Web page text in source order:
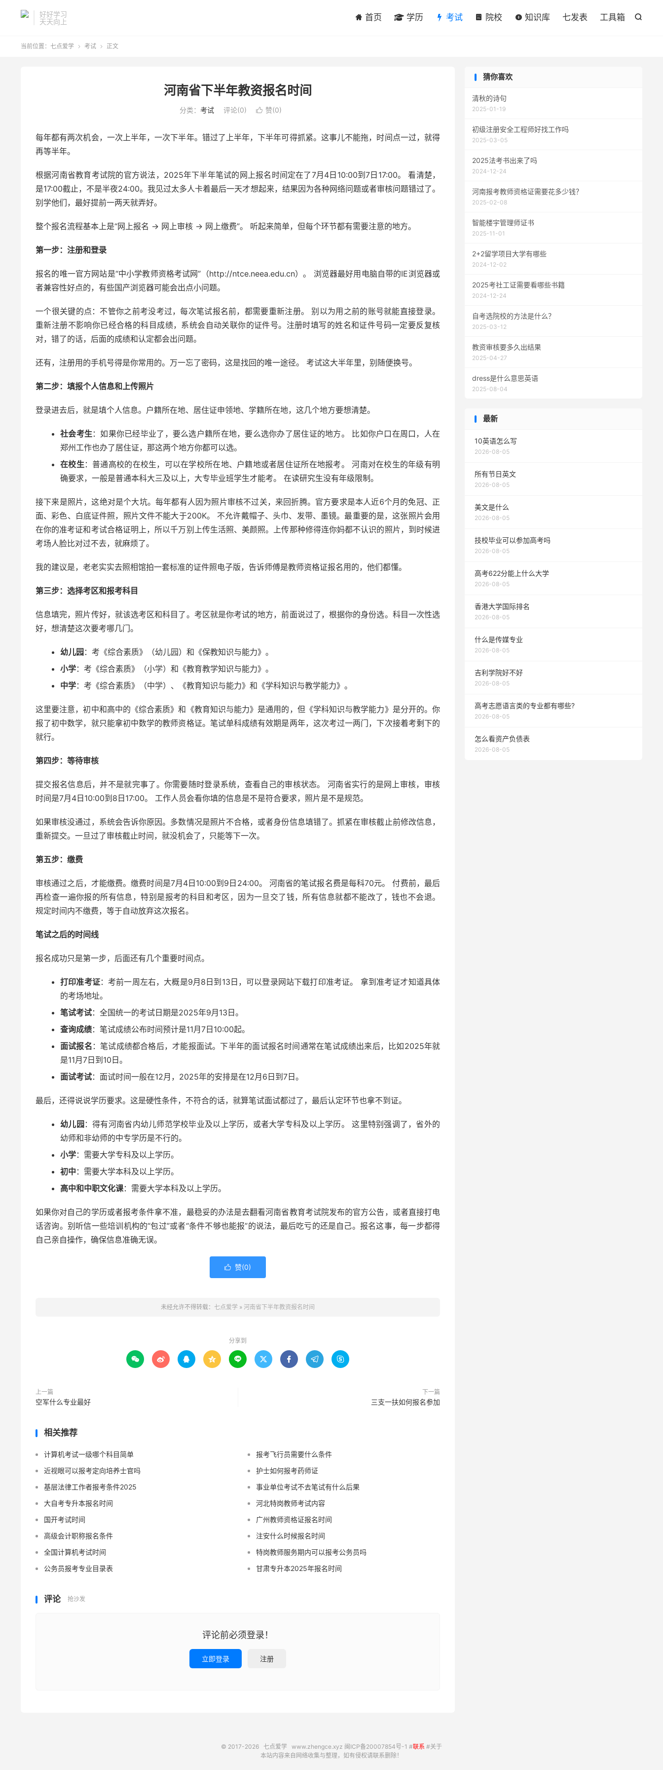
好好学习
天天向上

首页 学历 考试 院校 知识库 七发表 工具箱
当前位置： 七点爱学  考试  正文
河南省下半年教资报名时间
分类： 考试 评论(0)  赞(0)
每年都有两次机会，一次上半年，一次下半年。错过了上半年，下半年可得抓紧。这事儿不能拖，时间点一过，就得
再等半年。
根据河南省教育考试院的官方说法，2025年下半年笔试的网上报名时间定在了7月4日10:00到7日17:00。 看清楚，
是17:00截止，不是半夜24:00。我见过太多人卡着最后一天才想起来，结果因为各种网络问题或者审核问题错过了。
别学他们，最好提前一两天就弄好。
整个报名流程基本上是“网上报名 -> 网上审核 -> 网上缴费”。 听起来简单，但每个环节都有需要注意的地方。
第一步：注册和登录
报名的唯一官方网站是“中小学教师资格考试网”（http://ntce.neea.edu.cn）。 浏览器最好用电脑自带的IE浏览器或
者兼容性好点的，有些国产浏览器可能会出点小问题。
一个很关键的点：不管你之前考没考过，每次笔试报名前，都需要重新注册。 别以为用之前的账号就能直接登录。
重新注册不影响你已经合格的科目成绩，系统会自动关联你的证件号。注册时填写的姓名和证件号码一定要反复核
对，错了的话，后面的成绩和认定都会出问题。
还有，注册用的手机号得是你常用的。万一忘了密码，这是找回的唯一途径。 考试这大半年里，别随便换号。
第二步：填报个人信息和上传照片
登录进去后，就是填个人信息。户籍所在地、居住证申领地、学籍所在地，这几个地方要想清楚。
社会考生：如果你已经毕业了，要么选户籍所在地，要么选你办了居住证的地方。 比如你户口在周口，人在
郑州工作也办了居住证，那这两个地方你都可以选。
在校生：普通高校的在校生，可以在学校所在地、户籍地或者居住证所在地报考。 河南对在校生的年级有明
确要求，一般是普通本科大三及以上，大专毕业班学生才能考。 在读研究生没有年级限制。
接下来是照片，这绝对是个大坑。每年都有人因为照片审核不过关，来回折腾。官方要求是本人近6个月的免冠、正
面、彩色、白底证件照，照片文件不能大于200K。 不允许戴帽子、头巾、发带、墨镜。最重要的是，这张照片会用
在你的准考证和考试合格证明上，所以千万别上传生活照、美颜照。上传那种修得连你妈都不认识的照片，到时候进
考场人脸比对过不去，就麻烦了。
我的建议是，老老实实去照相馆拍一套标准的证件照电子版，告诉师傅是教师资格证报名用的，他们都懂。
第三步：选择考区和报考科目
信息填完，照片传好，就该选考区和科目了。考区就是你考试的地方，前面说过了，根据你的身份选。科目一次性选
好，想清楚这次要考哪几门。
幼儿园 ：考《综合素质》（幼儿园）和《保教知识与能力》。
小学：考《综合素质》（小学）和《教育教学知识与能力》。
中学：考《综合素质》（中学）、《教育知识与能力》和《学科知识与教学能力》。
这里要注意，初中和高中的《综合素质》和《教育知识与能力》是通用的，但《学科知识与教学能力》是分开的。你
报了初中数学，就只能拿初中数学的教师资格证。笔试单科成绩有效期是两年，这次考过一两门，下次接着考剩下的
就行。
第四步：等待审核
提交报名信息后，并不是就完事了。你需要随时登录系统，查看自己的审核状态。 河南省实行的是网上审核，审核
时间是7月4日10:00到8日17:00。 工作人员会看你填的信息是不是符合要求，照片是不是规范。
如果审核没通过，系统会告诉你原因。多数情况是照片不合格，或者身份信息填错了。抓紧在审核截止前修改信息，
重新提交。一旦过了审核截止时间，就没机会了，只能等下一次。
第五步：缴费
审核通过之后，才能缴费。缴费时间是7月4日10:00到9日24:00。 河南省的笔试报名费是每科70元。 付费前，最后
再检查一遍你报的所有信息，特别是报考的科目和考区，因为一旦交了钱，所有信息就都不能改了，钱也不会退。
规定时间内不缴费，等于自动放弃这次报名。
笔试之后的时间线
报名成功只是第一步，后面还有几个重要时间点。
打印准考证：考前一周左右，大概是9月8日到13日，可以登录网站下载打印准考证。 拿到准考证才知道具体
的考场地址。
笔试考试：全国统一的考试日期是2025年9月13日。
查询成绩：笔试成绩公布时间预计是11月7日10:00起。
面试报名 ：笔试成绩都合格后，才能报面试。下半年的面试报名时间通常在笔试成绩出来后，比如2025年就
是11月7日到10日。
面试考试：面试时间一般在12月，2025年的安排是在12月6日到7日。
最后，还得说说学历要求。这是硬性条件，不符合的话，就算笔试面试都过了，最后认定环节也拿不到证。
幼儿园 ：得有河南省内幼儿师范学校毕业及以上学历，或者大学专科及以上学历。 这里特别强调了，省外的
幼师和非幼师的中专学历是不行的。
小学：需要大学专科及以上学历。
初中 ：需要大学本科及以上学历。
高中和中职文化课：需要大学本科及以上学历。
如果你对自己的学历或者报考条件拿不准，最稳妥的办法是去翻看河南省教育考试院发布的官方公告，或者直接打电
话咨询。别听信一些培训机构的“包过”或者“条件不够也能报”的说法，最后吃亏的还是自己。报名这事，每一步都得
自己亲自操作，确保信息准确无误。
 赞(0)
未经允许不得转载： 七点爱学 » 河南省下半年教资报名时间
分享到
        
上一篇
空军什么专业最好
下一篇
三支一扶如何报名参加
相关推荐
计算机考试一级哪个科目简单
报考飞行员需要什么条件
近视眼可以报考定向培养士官吗
护士如何报考药师证
基层法律工作者报考条件2025
事业单位考试不去笔试有什么后果
大自考专升本报名时间
河北特岗教师考试内容
国开考试时间
广州教师资格证报名时间
高级会计职称报名条件
注安什么时候报名时间
全国计算机考试时间
特岗教师服务期内可以报考公务员吗
公务员报考专业目录表
甘肃专升本2025年报名时间
评论 抢沙发
评论前必须登录！
立即登录 注册
猜你喜欢
清秋的诗句
2025-01-19
初级注册安全工程师好找工作吗
2025-03-05
2025法考书出来了吗
2024-12-24
河南报考教师资格证需要花多少钱？
2025-02-08
智能楼宇管理师证书
2025-11-01
2+2留学项目大学有哪些
2024-12-02
2025考社工证需要看哪些书籍
2024-12-24
自考选院校的方法是什么？
2025-03-12
教资审核要多久出结果
2025-04-27
dress是什么意思英语
2025-08-04
最新
10英语怎么写
2026-08-05
所有节日英文
2026-08-05
美文是什么
2026-08-05
技校毕业可以参加高考吗
2026-08-05
高考622分能上什么大学
2026-08-05
香港大学国际排名
2026-08-05
什么是传媒专业
2026-08-05
吉利学院好不好
2026-08-05
高考志愿语言类的专业都有哪些?
2026-08-05
怎么看资产负债表
2026-08-05
© 2017-2026 七点爱学 www.zhengce.xyz 闽ICP备20007854号-1 #联系 #关于
本站内容来自网络收集与整理，如有侵权请联系删除！